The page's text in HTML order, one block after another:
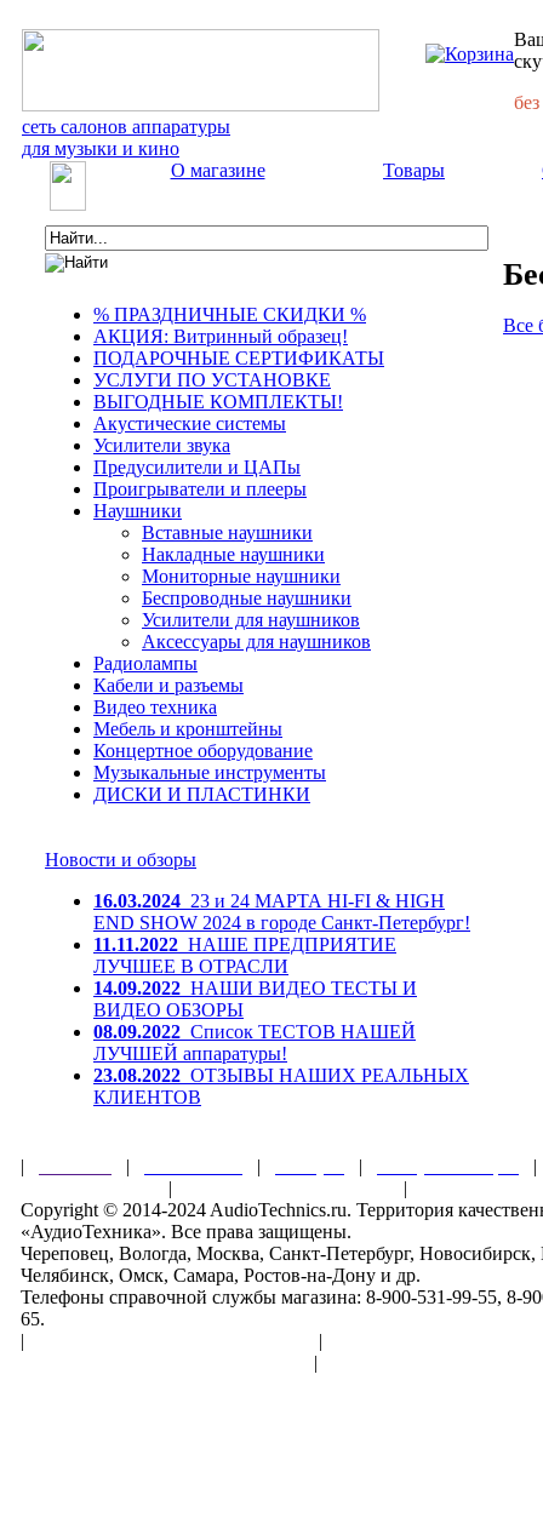
сеть салонов аппаратуры
для музыки и кино
О магазине Товары
% ПРАЗДНИЧНЫЕ СКИДКИ %
АКЦИЯ: Витринный образец!
ПОДАРОЧНЫЕ СЕРТИФИКАТЫ
УСЛУГИ ПО УСТАНОВКЕ
ВЫГОДНЫЕ КОМПЛЕКТЫ!
Акустические системы
Усилители звука
Предусилители и ЦАПы
Проигрыватели и плееры
Наушники
Вставные наушники
Накладные наушники
Мониторные наушники
Беспроводные наушники
Усилители для наушников
Аксессуары для наушников
Радиолампы
Кабели и разъемы
Видео техника
Мебель и кронштейны
Концертное оборудование
Музыкальные инструменты
ДИСКИ И ПЛАСТИНКИ
Новости и обзоры
16.03.2024 23 и 24 МАРТА HI-FI & HIGH
END SHOW 2024 в городе Санкт-Петербург!
11.11.2022 НАШЕ ПРЕДПРИЯТИЕ
ЛУЧШЕЕ В ОТРАСЛИ
14.09.2022 НАШИ ВИДЕО ТЕСТЫ И
ВИДЕО ОБЗОРЫ
08.09.2022 Список ТЕСТОВ НАШЕЙ
ЛУЧШЕЙ аппаратуры!
23.08.2022 ОТЗЫВЫ НАШИХ РЕАЛЬНЫХ
КЛИЕНТОВ
Все
| | | |
|
|
Copyright © 2014-2024 AudioTechnics.ru. Территория
«АудиоТехника». Все права защищены.
Череповец, Вологда, Москва, Санкт-Петербург,
Челябинск, Омск, Самара, Ростов-на-Дону и др.
Телефоны справочной службы магазина: 8-900-531-99-55, 8-
65.
|
|
|